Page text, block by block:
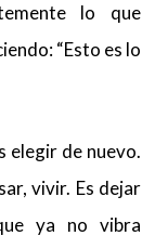
lo que
“Esto es lo
elegir de nuevo.
vivir. Es dejar
ya no vibra